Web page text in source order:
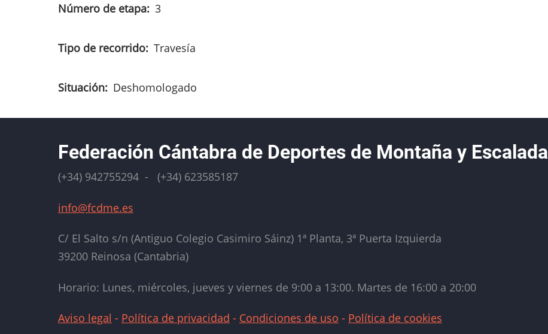
Número de etapa 3
Tipo de recorrido Travesía
Situación Deshomologado
Federación Cántabra de Deportes de Montaña y Escalada
(+34) 942755294 - (+34) 623585187
info@fcdme.es
C/ El Salto s/n (Antiguo Colegio Casimiro Sáinz) 1ª Planta, 3ª Puerta Izquierda
39200 Reinosa (Cantabria)
Horario: Lunes, miércoles, jueves y viernes de 9:00 a 13:00. Martes de 16:00 a 20:00
Aviso legal - Política de privacidad - Condiciones de uso - Política de cookies